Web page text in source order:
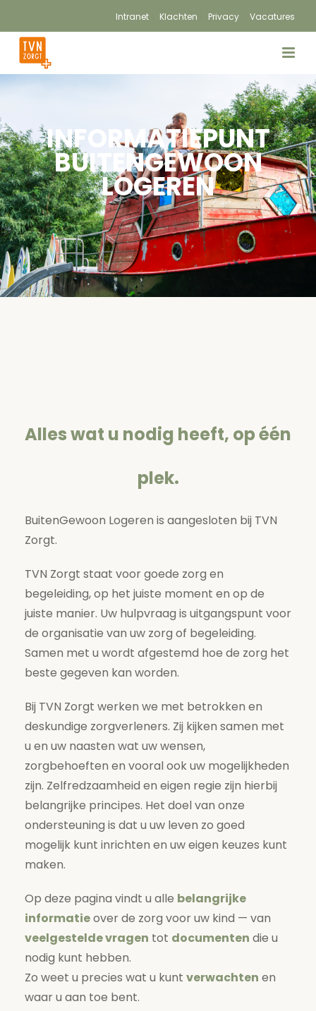
Intranet Klachten Privacy Vacatures
INFORMATIEPUNT
BUITENGEWOON
LOGEREN
Alles wat u nodig heeft, op één
plek.
BuitenGewoon Logeren is aangesloten bij TVN
Zorgt.
TVN Zorgt staat voor goede zorg en
begeleiding, op het juiste moment en op de
juiste manier. Uw hulpvraag is uitgangspunt voor
de organisatie van uw zorg of begeleiding.
Samen met u wordt afgestemd hoe de zorg het
beste gegeven kan worden.
Bij TVN Zorgt werken we met betrokken en
deskundige zorgverleners. Zij kijken samen met
u en uw naasten wat uw wensen,
zorgbehoeften en vooral ook uw mogelijkheden
zijn. Zelfredzaamheid en eigen regie zijn hierbij
belangrijke principes. Het doel van onze
ondersteuning is dat u uw leven zo goed
mogelijk kunt inrichten en uw eigen keuzes kunt
maken.
Op deze pagina vindt u alle belangrijke
informatieover de zorg voor uw kind — van
veelgestelde vragen tot documenten die u
nodig kunt hebben.
Zo weet u precies wat u kunt verwachten en
waar u aan toe bent.